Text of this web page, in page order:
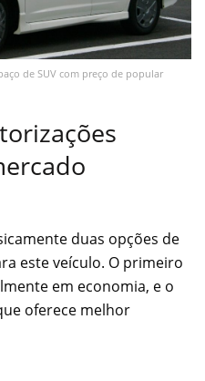
de SUV com preço de popular
duas opções de
este veículo. O primeiro
em economia, e o
oferece melhor